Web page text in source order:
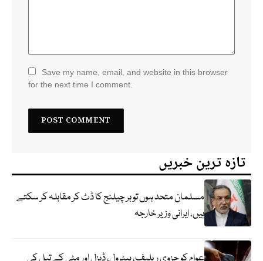
Save my name, email, and website in this browser
for the next time I comment.
تازہ ترین خبریں
مسلمان متحد ہوں تو ہر چیلنج کا ڈٹ کر مقابلہ کر سکتے
ہیں، ایرانی وزیر خارجہ